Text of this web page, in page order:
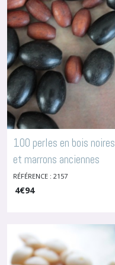
100 perles en bois noires
et marrons anciennes
françaises-Perles En Bois
RÉFÉRENCE : 2157
4€94